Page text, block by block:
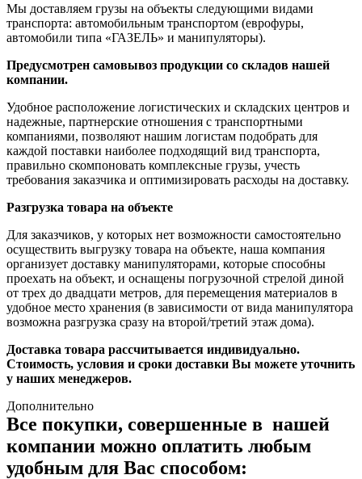
Мы доставляем грузы на объекты следующими видами
транспорта: автомобильным транспортом (еврофуры,
автомобили типа «ГАЗЕЛЬ» и манипуляторы).
Предусмотрен самовывоз продукции со складов нашей
компании.
Удобное расположение логистических и складских центров и
надежные, партнерские отношения с транспортными
компаниями, позволяют нашим логистам подобрать для
каждой поставки наиболее подходящий вид транспорта,
правильно скомпоновать комплексные грузы, учесть
требования заказчика и оптимизировать расходы на доставку.
Разгрузка товара на объекте
Для заказчиков, у которых нет возможности самостоятельно
осуществить выгрузку товара на объекте, наша компания
организует доставку манипуляторами, которые способны
проехать на объект, и оснащены погрузочной стрелой диной
от трех до двадцати метров, для перемещения материалов в
удобное место хранения (в зависимости от вида манипулятора
возможна разгрузка сразу на второй/третий этаж дома).
Доставка товара рассчитывается индивидуально.
Стоимость, условия и сроки доставки Вы можете уточнить
у наших менеджеров.
Дополнительно
Все покупки, совершенные в нашей
компании можно оплатить любым
удобным для Вас способом: